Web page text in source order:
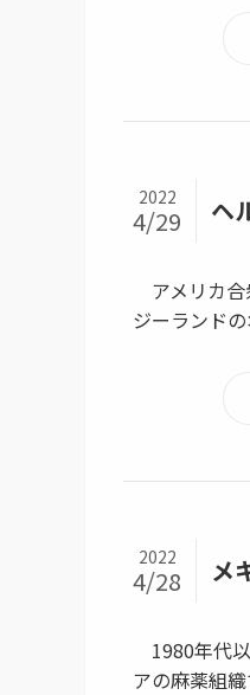
ヘ
2022
4/29
アメリカ合
ジーランド
メ
2022
4/28
1980年代
アの麻薬組